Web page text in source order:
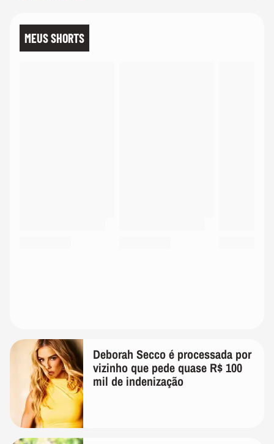
MEUS SHORTS
Deborah Secco é processada por
vizinho que pede quase R$ 100
mil de indenização